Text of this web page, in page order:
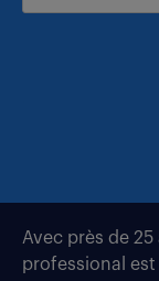
Avec près de 25
professional est